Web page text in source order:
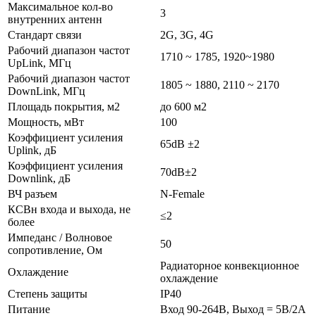
Максимальное кол-во
внутренних антенн
3
Стандарт связи
2G, 3G, 4G
Рабочий диапазон частот
UpLink, МГц
1710 ~ 1785, 1920~1980
Рабочий диапазон частот
DownLink, МГц
1805 ~ 1880, 2110 ~ 2170
Площадь покрытия, м2
до 600 м2
Мощность, мВт
100
Коэффициент усиления
Uplink, дБ
65dB ±2
Коэффициент усиления
Downlink, дБ
70dB±2
ВЧ разъем
N-Female
КСВн входа и выхода, не
более
≤2
Импеданс / Волновое
сопротивление, Ом
50
Охлаждение
Радиаторное конвекционное
охлаждение
Степень защиты
IP40
Питание
Вход 90-264В, Выход = 5В/2А